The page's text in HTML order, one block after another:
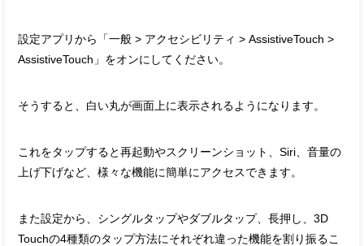
設定アプリから「一般 > アクセシビリティ > AssistiveTouch >
AssistiveTouch」をオンにしてください。
そうすると、白い丸が画面上に表示されるようになります。
これをタップすると再起動やスクリーンショット、Siri、音量の
上げ下げなど、様々な機能に簡単にアクセスできます。
また設定から、シングルタップやダブルタップ、長押し、3D
Touchの4種類のタップ方法にそれぞれ違った機能を割り振るこ